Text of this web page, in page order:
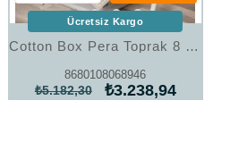
Cotton Box Pera Toprak 8 Parça Keten Masa Örtüsü
8680108068946
₺3.238,94
₺5.182,30
Ücretsiz Kargo